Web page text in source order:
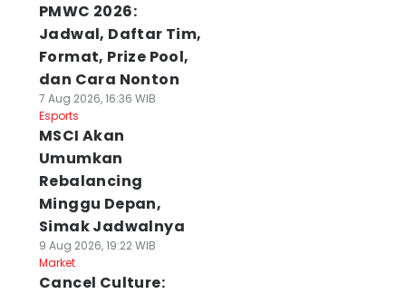
PMWC 2026:
Jadwal, Daftar Tim,
Format, Prize Pool,
dan Cara Nonton
7 Aug 2026, 16:36 WIB
Esports
MSCI Akan
Umumkan
Rebalancing
Minggu Depan,
Simak Jadwalnya
9 Aug 2026, 19:22 WIB
Market
Cancel Culture: